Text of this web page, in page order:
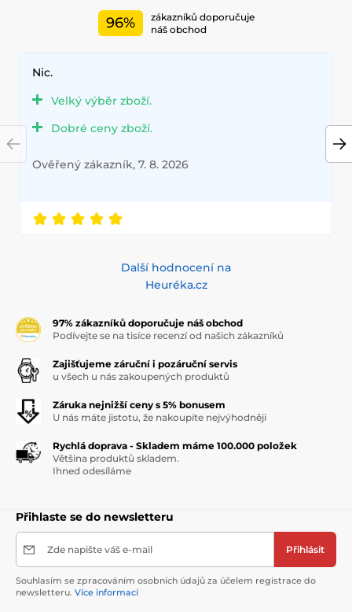
96%
zákazníků doporučuje
náš obchod
Nic.
Velký výběr zboží.
Dobré ceny zboží.
Ověřený zákazník, 7. 8. 2026
Další hodnocení na
Heuréka.cz
97% zákazníků doporučuje náš obchod
Podívejte se na tisíce recenzí od našich zákazníků
Zajišťujeme záruční i pozáruční servis
u všech u nás zakoupených produktů
Záruka nejnižší ceny s 5% bonusem
U nás máte jistotu, že nakoupíte nejvýhodněji
Rychlá doprava - Skladem máme 100.000 položek
Většina produktů skladem.
Ihned odesíláme
Přihlaste se do newsletteru
Zde napište váš e-mail Přihlásit
Souhlasím se zpracováním osobních údajů za účelem registrace do
newsletteru. Více informací